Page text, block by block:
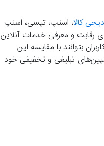
دیجی کالا، اسنپ، تپسی، اسنپ
رقابت و معرفی خدمات آنلاین
بتوانند با مقایسه این
تبلیغی و تخفیفی خود